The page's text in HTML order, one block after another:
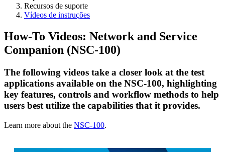
Recursos de suporte
Vídeos de instruções
How-To Videos: Network and Service
Companion (NSC-100)
The following videos take a closer look at the test
applications available on the NSC-100, highlighting
key features, controls and workflow methods to help
users best utilize the capabilities that it provides.
Learn more about the NSC-100.